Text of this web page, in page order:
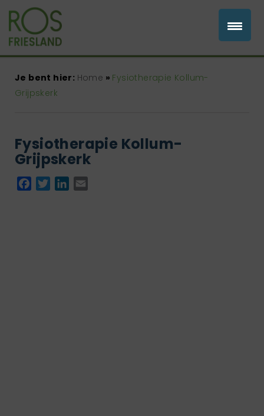
Je bent hier: Home » Fysiotherapie Kollum-
Grijpskerk
Fysiotherapie Kollum-
Grijpskerk
Facebook
TwitterLinkedIn